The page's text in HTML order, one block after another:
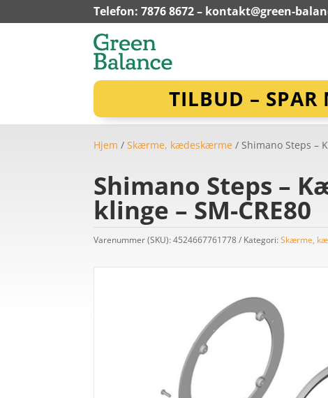
Telefon: 7876 8672 – kontakt@green-
TILBUD – SPAR
Hjem /Skærme, kædeskærme / Shimano Steps –
Shimano Steps –
klinge – SM-CRE80
Varenummer (SKU):4524667761778 Kategori:Skærme,